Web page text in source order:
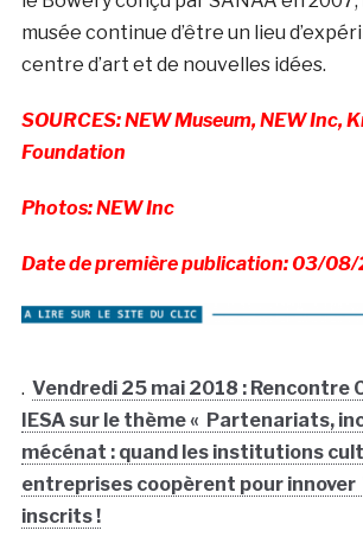
musée continue d’être un lieu
centre d’art et de nouvelles idées.
SOURCES: NEW Museum, NEW Inc,
Foundation
Photos: NEW Inc
Date de première publication: 03/
. Vendredi 25 mai 2018 : Rencontre
IESA sur le thème « Partenariats,
mécénat : quand les institutions
entreprises coopèrent pour innover
inscrits !